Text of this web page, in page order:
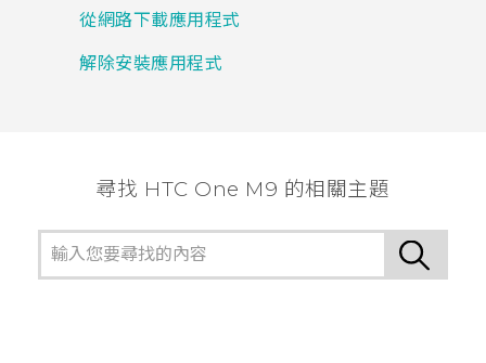
從網路下載應用程式
解除安裝應用程式
尋找 HTC One M9 的相關主題